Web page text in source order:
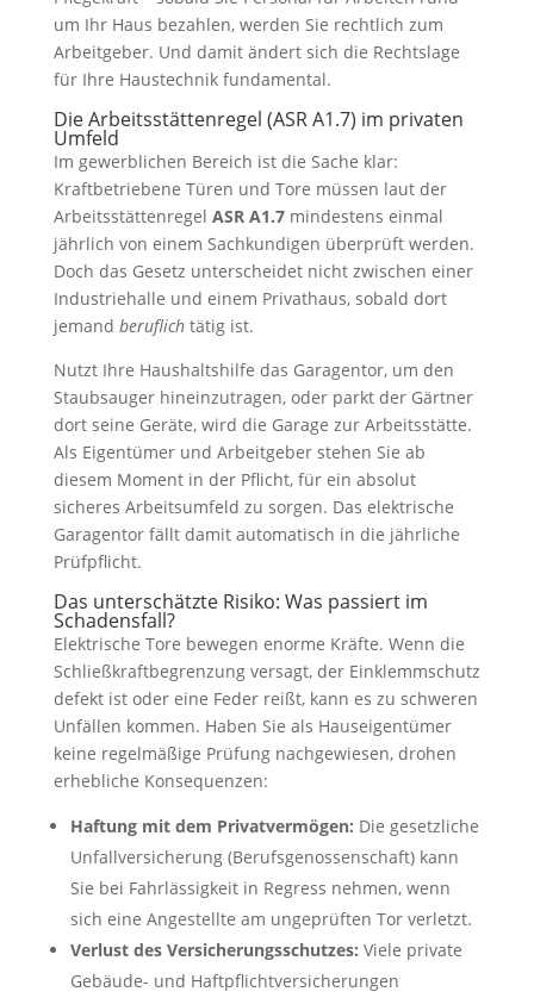
um Ihr Haus bezahlen, werden Sie rechtlich zum
Arbeitgeber. Und damit ändert sich die Rechtslage
für Ihre Haustechnik fundamental.
Die Arbeitsstättenregel (ASR A1.7) im privaten
Umfeld
Im gewerblichen Bereich ist die Sache klar:
Kraftbetriebene Türen und Tore müssen laut der
Arbeitsstättenregel ASR A1.7mindestens einmal
jährlich von einem Sachkundigen überprüft werden.
Doch das Gesetz unterscheidet nicht zwischen einer
Industriehalle und einem Privathaus, sobald dort
jemand beruflichtätig ist.
Nutzt Ihre Haushaltshilfe das Garagentor, um den
Staubsauger hineinzutragen, oder parkt der Gärtner
dort seine Geräte, wird die Garage zur Arbeitsstätte.
Als Eigentümer und Arbeitgeber stehen Sie ab
diesem Moment in der Pflicht, für ein absolut
sicheres Arbeitsumfeld zu sorgen. Das elektrische
Garagentor fällt damit automatisch in die jährliche
Prüfpflicht.
Das unterschätzte Risiko: Was passiert im
Schadensfall?
Elektrische Tore bewegen enorme Kräfte. Wenn die
Schließkraftbegrenzung versagt, der Einklemmschutz
defekt ist oder eine Feder reißt, kann es zu schweren
Unfällen kommen. Haben Sie als Hauseigentümer
keine regelmäßige Prüfung nachgewiesen, drohen
erhebliche Konsequenzen:
Haftung mit dem Privatvermögen: Die gesetzliche
Unfallversicherung (Berufsgenossenschaft) kann
Sie bei Fahrlässigkeit in Regress nehmen, wenn
sich eine Angestellte am ungeprüften Tor verletzt.
Verlust des Versicherungsschutzes: Viele private
Gebäude- und Haftpflichtversicherungen